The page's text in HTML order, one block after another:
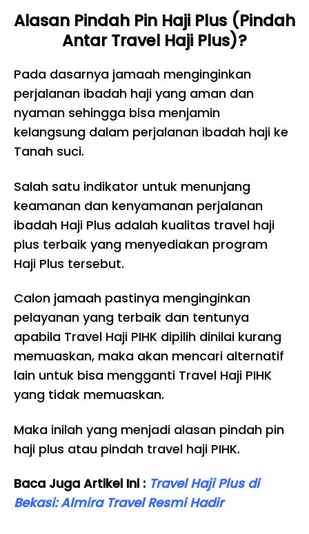
Alasan Pindah Pin Haji Plus (Pindah
Antar Travel Haji Plus)?
Pada dasarnya jamaah menginginkan
perjalanan ibadah haji yang aman dan
nyaman sehingga bisa menjamin
kelangsung dalam perjalanan ibadah haji ke
Tanah suci.
Salah satu indikator untuk menunjang
keamanan dan kenyamanan perjalanan
ibadah Haji Plus adalah kualitas travel haji
plus terbaik yang menyediakan program
Haji Plus tersebut.
Calon jamaah pastinya menginginkan
pelayanan yang terbaik dan tentunya
apabila Travel Haji PIHK dipilih dinilai kurang
memuaskan, maka akan mencari alternatif
lain untuk bisa mengganti Travel Haji PIHK
yang tidak memuaskan.
Maka inilah yang menjadi alasan pindah pin
haji plus atau pindah travel haji PIHK.
Baca Juga Artikel Ini : Travel Haji Plus di
Bekasi: Almira Travel Resmi Hadir